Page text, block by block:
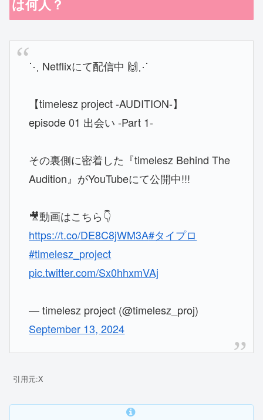
は何人？
⋱ Netflixにて配信中 🙌⋰
【timelesz project -AUDITION-】
episode 01 出会い -Part 1-
その裏側に密着した『timelesz Behind The
Audition』がYouTubeにて公開中!!!
🎥動画はこちら👇
https://t.co/DE8C8jWM3A#タイプロ
#timelesz_project
pic.twitter.com/Sx0hhxmVAj
— timelesz project (@timelesz_proj)
September 13, 2024
引用元:X